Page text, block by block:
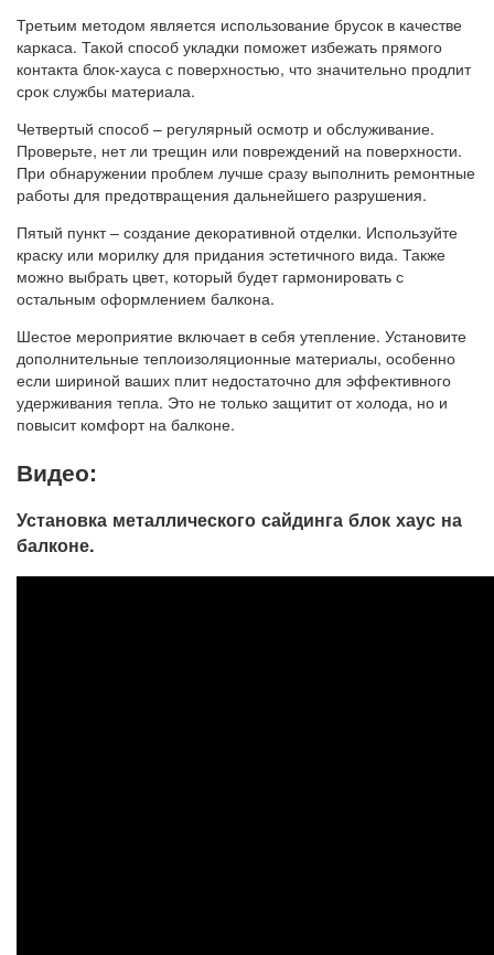
Третьим методом является использование брусок в качестве
каркаса. Такой способ укладки поможет избежать прямого
контакта блок-хауса с поверхностью, что значительно продлит
срок службы материала.
Четвертый способ – регулярный осмотр и обслуживание.
Проверьте, нет ли трещин или повреждений на поверхности.
При обнаружении проблем лучше сразу выполнить ремонтные
работы для предотвращения дальнейшего разрушения.
Пятый пункт – создание декоративной отделки. Используйте
краску или морилку для придания эстетичного вида. Также
можно выбрать цвет, который будет гармонировать с
остальным оформлением балкона.
Шестое мероприятие включает в себя утепление. Установите
дополнительные теплоизоляционные материалы, особенно
если шириной ваших плит недостаточно для эффективного
удерживания тепла. Это не только защитит от холода, но и
повысит комфорт на балконе.
Видео:
Установка металлического сайдинга блок хаус на
балконе.